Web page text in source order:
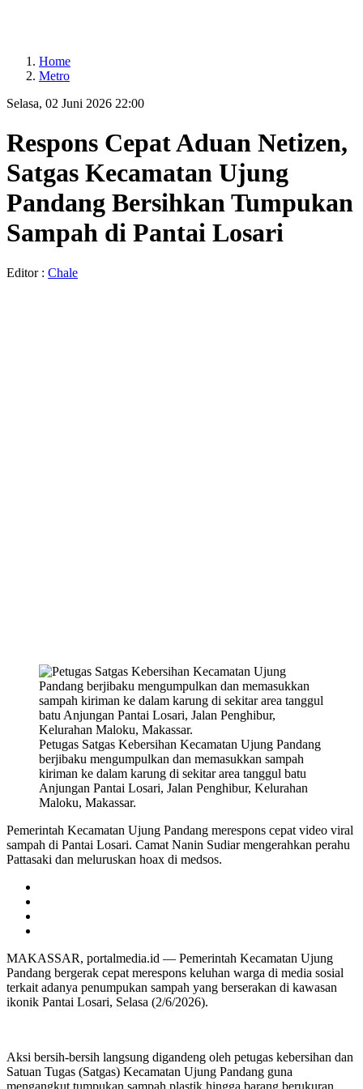
Home
Metro
Selasa, 02 Juni 2026 22:00
Respons Cepat Aduan Netizen,
Satgas Kecamatan Ujung
Pandang Bersihkan Tumpukan
Sampah di Pantai Losari
Editor : Chale
Petugas Satgas Kebersihan Kecamatan Ujung Pandang
berjibaku mengumpulkan dan memasukkan sampah
kiriman ke dalam karung di sekitar area tanggul batu
Anjungan Pantai Losari, Jalan Penghibur, Kelurahan
Maloku, Makassar.
Pemerintah Kecamatan Ujung Pandang merespons cepat video viral
sampah di Pantai Losari. Camat Nanin Sudiar mengerahkan perahu
Pattasaki dan meluruskan hoax di medsos.
MAKASSAR, portalmedia.id — Pemerintah Kecamatan Ujung
Pandang bergerak cepat merespons keluhan warga di media sosial
terkait adanya penumpukan sampah yang berserakan di kawasan
ikonik Pantai Losari, Selasa (2/6/2026).
Aksi bersih-bersih langsung digandeng oleh petugas kebersihan dan
Satuan Tugas (Satgas) Kecamatan Ujung Pandang guna
mengangkut tumpukan sampah plastik hingga barang berukuran